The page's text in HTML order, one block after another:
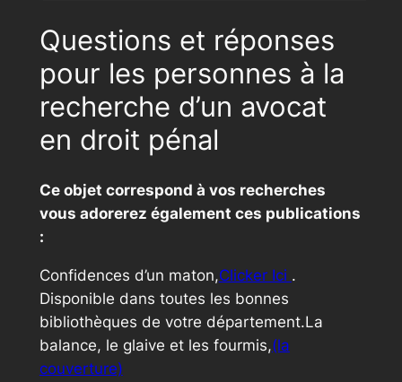
Questions et réponses
pour les personnes à la
recherche d’un avocat
en droit pénal
Ce objet correspond à vos recherches
vous adorerez également ces publications
:
Confidences d’un maton,Clicker Ici .
Disponible dans toutes les bonnes
bibliothèques de votre département.La
balance, le glaive et les fourmis,(la
couverture)